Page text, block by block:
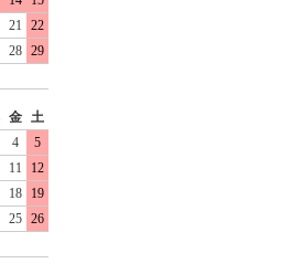
21
22
28 29
金 土
4
5
11
12
18
19
25 26